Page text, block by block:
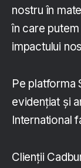
nostru în
în care
impactului
Pe platforma
evidențiat și
International
Clienții